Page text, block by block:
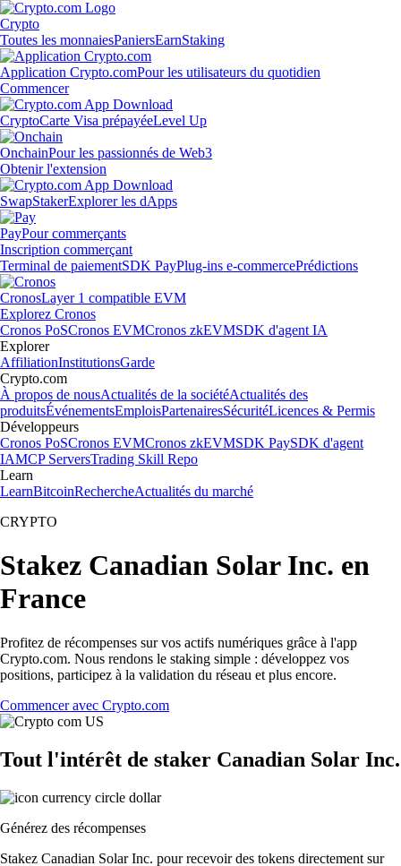
Crypto
Toutes les monnaiesPaniersEarnStaking
Application Crypto.comPour les utilisateurs du quotidien
Commencer
CryptoCarte Visa prépayéeLevel Up
OnchainPour les passionnés de Web3
Obtenir l'extension
SwapStakerExplorer les dApps
PayPour commerçants
Inscription commerçant
Terminal de paiementSDK PayPlug-ins e-commercePrédictions
CronosLayer 1 compatible EVM
Explorez Cronos
Cronos PoSCronos EVMCronos zkEVMSDK d'agent IA
Explorer
AffiliationInstitutionsGarde
Crypto.com
À propos de nousActualités de la sociétéActualités des
produitsÉvénementsEmploisPartenairesSécuritéLicences & Permis
Développeurs
Cronos PoSCronos EVMCronos zkEVMSDK PaySDK d'agent
IAMCP ServersTrading Skill Repo
Learn
LearnBitcoinRechercheActualités du marché
CRYPTO
Stakez Canadian Solar Inc. en
France
Profitez de récompenses sur vos actifs numériques grâce à l'app
Crypto.com. Nous rendons le staking simple : développez vos
positions, participez à la validation du réseau et plus encore.
Commencer avec Crypto.com
Tout l'intérêt de staker Canadian Solar Inc.
Générez des récompenses
Stakez Canadian Solar Inc. pour recevoir des tokens directement sur